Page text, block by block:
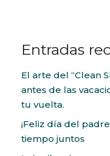
Entradas
El arte del “Clean
antes de las
tu vuelta.
¡Feliz día del
tiempo juntos